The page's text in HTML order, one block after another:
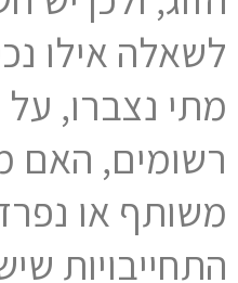
לשאלה אילו
מתי נצברו,
רשומים, האם
משותף או
התחייבויות